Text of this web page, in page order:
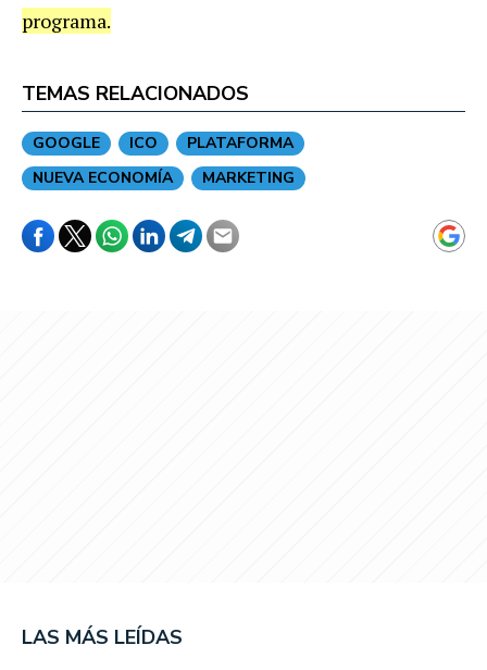
programa.
TEMAS RELACIONADOS
GOOGLE ICO
PLATAFORMA
NUEVA ECONOMÍA
MARKETING
LAS MÁS LEÍDAS